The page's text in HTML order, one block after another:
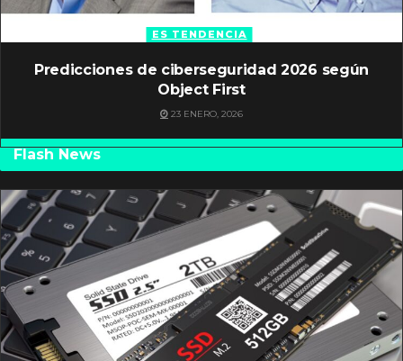
ES TENDENCIA
Predicciones de ciberseguridad 2026 según
Object First
23 ENERO, 2026
Flash News